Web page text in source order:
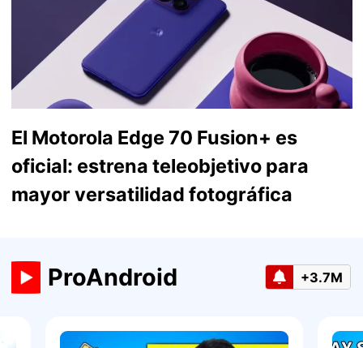
El Motorola Edge 70 Fusion+ es
oficial: estrena teleobjetivo para
mayor versatilidad fotográfica
ProAndroid +3.7M